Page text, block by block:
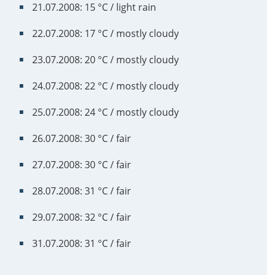
21.07.2008: 15 °C / light rain
22.07.2008: 17 °C / mostly cloudy
23.07.2008: 20 °C / mostly cloudy
24.07.2008: 22 °C / mostly cloudy
25.07.2008: 24 °C / mostly cloudy
26.07.2008: 30 °C / fair
27.07.2008: 30 °C / fair
28.07.2008: 31 °C / fair
29.07.2008: 32 °C / fair
31.07.2008: 31 °C / fair